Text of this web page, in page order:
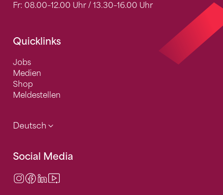
Fr: 08.00–12.00 Uhr / 13.30–16.00 Uhr
Quicklinks
Jobs
Medien
Shop
Meldestellen
Deutsch
Social Media
Instagram
Facebook
LinkedIn